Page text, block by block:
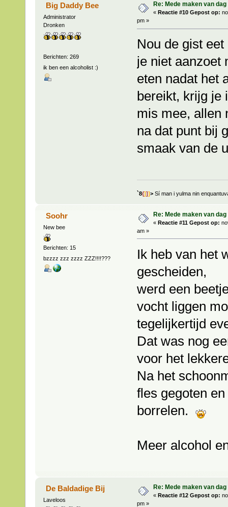
Big Daddy Bee
Administrator
Dronken
Berichten: 269
ik ben een alcoholist :)
Re: Mede maken van
« Reactie #10 Gepost op:
pm »
Nou de gist
je niet aanzoet
eten nadat het
bereikt, krijg je
mis mee,
na dat punt bij
smaak van de
`8{]]]>Sí man i yulma nin
Soohr
New bee
Berichten: 15
bzzzz zzz zzzz ZZZ!!!!???
Re: Mede maken van dag
« Reactie #11 Gepost op:
am »
Ik heb van het
gescheiden,
werd een
vocht liggen
tegelijkertijd
Dat was nog
voor het
Na het
fles gegoten
borrelen.
Meer alcohol
De Baldadige Bij
Laveloos
Re: Mede maken van dag
« Reactie #12 Gepost op:
pm »